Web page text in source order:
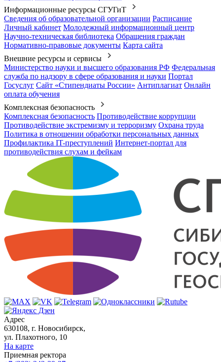
Информационные ресурсы СГУГиТ
Сведения об образовательной организации Расписание
Личный кабинет Молодежный информационный центр
Научно-техническая библиотека Обращения граждан
Нормативно-правовые документы Карта сайта
Внешние ресурсы и сервисы
Министерство науки и высшего образования РФ Федеральная
служба по надзору в сфере образования и науки Портал
Госуслуг Сайт «Стипендиаты России» Антиплагиат Онлайн
оплата обучения
Комплексная безопасность
Комплексная безопасность Противодействие коррупции
Противодействие экстремизму и терроризму Охрана труда
Политика в отношении обработки персональных данных
Профилактика IT-преступлений Интернет-портал для
противодействия слухам и фейкам
Адрес
630108, г. Новосибирск,
ул. Плахотного, 10
На карте
Приемная ректора